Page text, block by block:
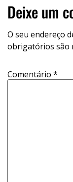
Deixe um
O seu endereço
obrigatórios são
Comentário *